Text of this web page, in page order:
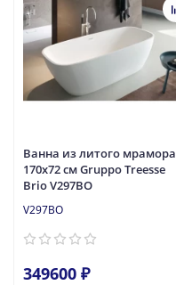
Ванна из литого мрамора
170x72 см Gruppo Treesse
Brio V297BO
V297BO
349600 ₽